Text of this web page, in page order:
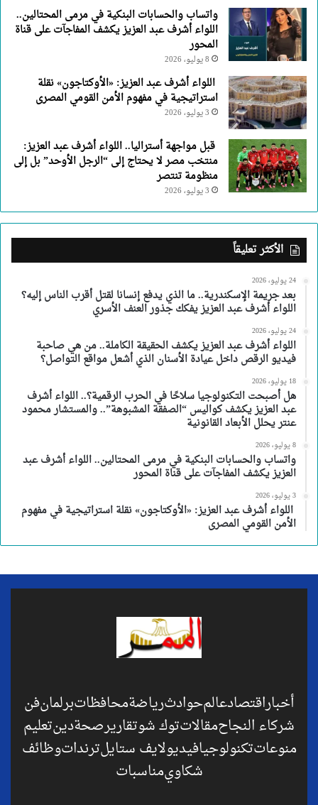
واتساب والحسابات البنكية في مرمى المحتالين..
اللواء أشرف عبد العزيز يكشف المفاجآت على قناة
المحور
8 يوليو، 2026
اللواء أشرف عبد العزيز: «الأوكتاجون» نقلة
استراتيجية في مفهوم الأمن القومي المصرى
3 يوليو، 2026
قبل مواجهة أستراليا.. اللواء أشرف عبد العزيز:
منتخب مصر لا يحتاج إلى “الرجل الأوحد” بل إلى
منظومة تنتصر
3 يوليو، 2026
الأكثر تعليقاً
24 يوليو، 2026
بعد جريمة الإسكندرية.. ما الذي يدفع إنسانا لقتل أقرب الناس إليه؟
اللواء أشرف عبد العزيز يفكك جذور العنف الأسري
24 يوليو، 2026
اللواء أشرف عبد العزيز يكشف الحقيقة الكاملة.. من هي صاحبة
فيديو الرقص داخل عيادة الأسنان الذي أشعل مواقع التواصل؟
18 يوليو، 2026
هل أصبحت التكنولوجيا سلاحًا في الحرب الرقمية؟.. اللواء أشرف
عبد العزيز يكشف كواليس “الصفقة المشبوهة”.. والمستشار محمود
عنتر يحلل الأبعاد القانونية
8 يوليو، 2026
واتساب والحسابات البنكية في مرمى المحتالين.. اللواء أشرف عبد
العزيز يكشف المفاجآت على قناة المحور
3 يوليو، 2026
اللواء أشرف عبد العزيز: «الأوكتاجون» نقلة استراتيجية في مفهوم
الأمن القومي المصرى
أخباراقتصادعالمحوادثرياضةمحافظاتبرلمانفن
شركاء النجاحمقالاتتوك شوتقاريرصحةدينتعليم
منوعاتتكنولوجيافيديولايف ستايلترنداتوظائف
شكاويمناسبات